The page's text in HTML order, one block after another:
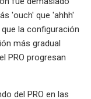
'ouch' que 'ahhh'
la configuración
más gradual
PRO progresan
del PRO en las